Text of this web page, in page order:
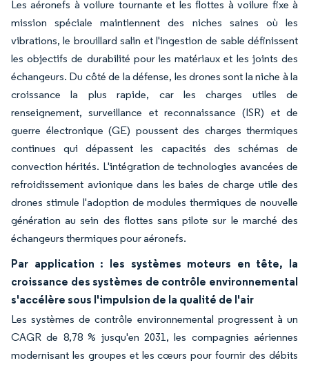
Les aéronefs à voilure tournante et les flottes à voilure fixe à
mission spéciale maintiennent des niches saines où les
vibrations, le brouillard salin et l'ingestion de sable définissent
les objectifs de durabilité pour les matériaux et les joints des
échangeurs. Du côté de la défense, les drones sont la niche à la
croissance la plus rapide, car les charges utiles de
renseignement, surveillance et reconnaissance (ISR) et de
guerre électronique (GE) poussent des charges thermiques
continues qui dépassent les capacités des schémas de
convection hérités. L'intégration de technologies avancées de
refroidissement avionique dans les baies de charge utile des
drones stimule l'adoption de modules thermiques de nouvelle
génération au sein des flottes sans pilote sur le marché des
échangeurs thermiques pour aéronefs.
Par application : les systèmes moteurs en tête, la
croissance des systèmes de contrôle environnemental
s'accélère sous l'impulsion de la qualité de l'air
Les systèmes de contrôle environnemental progressent à un
CAGR de 8,78 % jusqu'en 2031, les compagnies aériennes
modernisant les groupes et les cœurs pour fournir des débits